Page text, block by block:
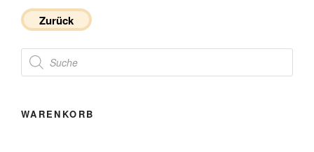
Zurück
Products
search
WARENKORB